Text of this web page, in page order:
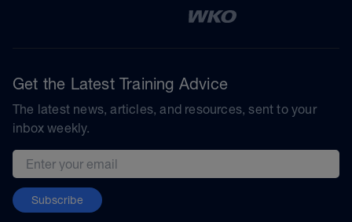
Get the Latest Training Advice
The latest news, articles, and resources, sent to your
inbox weekly.
Email address
Subscribe